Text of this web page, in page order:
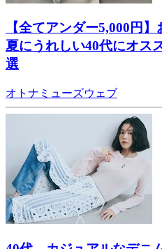
【全てアンダー5,000円
夏にうれしい40代にオス
選
オトナミューズウェブ